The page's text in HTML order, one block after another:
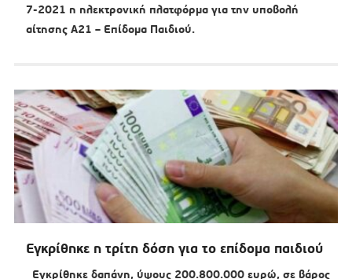
7-2021 η ηλεκτρονική πλατφόρμα για την υποβολή
αίτησης Α21 – Επίδομα Παιδιού.
Εγκρίθηκε η τρίτη δόση για το επίδομα παιδιού
Εγκρίθηκε δαπάνη, ύψους 200.800.000 ευρώ, σε βάρος